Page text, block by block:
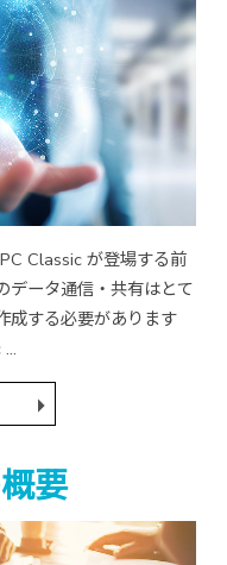
Classic が登場する前
データ通信・共有はとて
成する必要があります
要